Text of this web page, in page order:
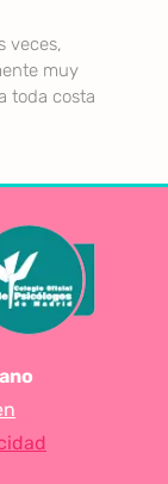
veces,
muy
toda costa